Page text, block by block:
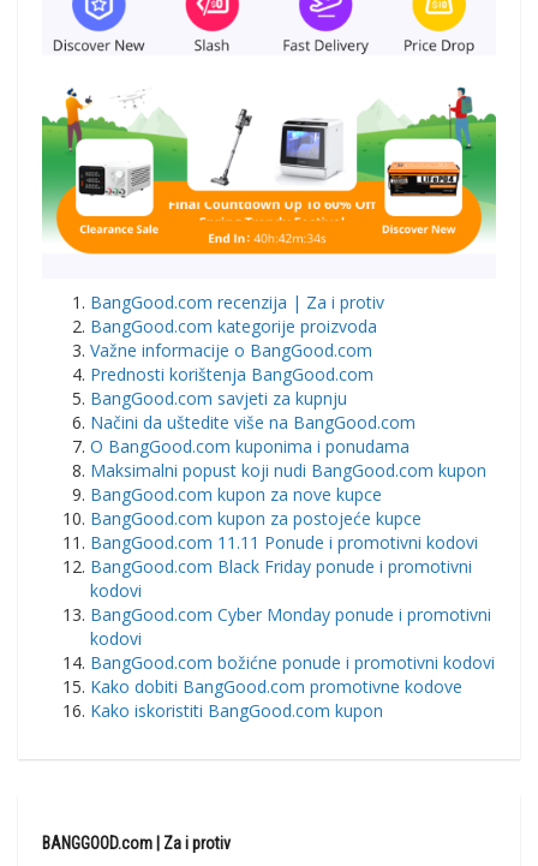
BangGood.com recenzija | Za i protiv
BangGood.com kategorije proizvoda
Važne informacije o BangGood.com
Prednosti korištenja BangGood.com
BangGood.com savjeti za kupnju
Načini da uštedite više na BangGood.com
O BangGood.com kuponima i ponudama
Maksimalni popust koji nudi BangGood.com kupon
BangGood.com kupon za nove kupce
BangGood.com kupon za postojeće kupce
BangGood.com 11.11 Ponude i promotivni kodovi
BangGood.com Black Friday ponude i promotivni
kodovi
BangGood.com Cyber ​​Monday ponude i promotivni
kodovi
BangGood.com božićne ponude i promotivni kodovi
Kako dobiti BangGood.com promotivne kodove
Kako iskoristiti BangGood.com kupon
BANGGOOD.com | Za i protiv